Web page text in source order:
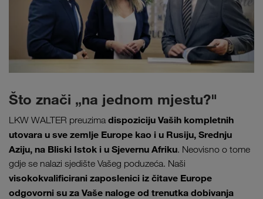
Što znači „na jednom mjestu?"
LKW WALTER preuzima dispoziciju Vaših kompletnih
utovara u sve zemlje Europe kao i u Rusiju, Srednju
Aziju, na Bliski Istok i u Sjevernu Afriku. Neovisno o tome
gdje se nalazi sjedište Vašeg poduzeća. Naši
visokokvalificirani zaposlenici iz čitave Europe
odgovorni su za Vaše naloge od trenutka dobivanja